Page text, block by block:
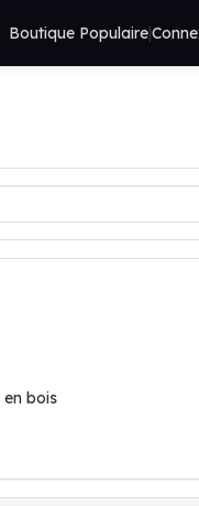
Boutique Populaire|
bois